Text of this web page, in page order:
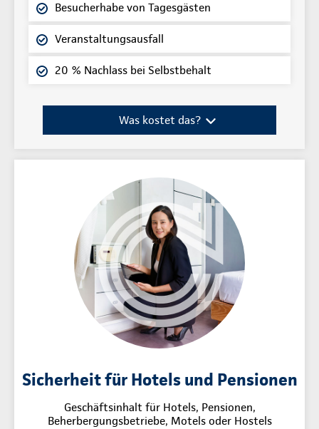
Besucherhabe von Tagesgästen
Veranstaltungsausfall
20 % Nachlass bei Selbstbehalt
Was kostet das?
Sicherheit für Hotels und Pensionen
Geschäftsinhalt für Hotels, Pensionen,
Beherbergungsbetriebe, Motels oder Hostels